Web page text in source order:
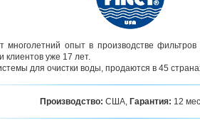
многолетний опыт в производстве
клиентов уже 17 лет.
для очистки воды, продаются в 45
Производство: США, Гарантия: 12